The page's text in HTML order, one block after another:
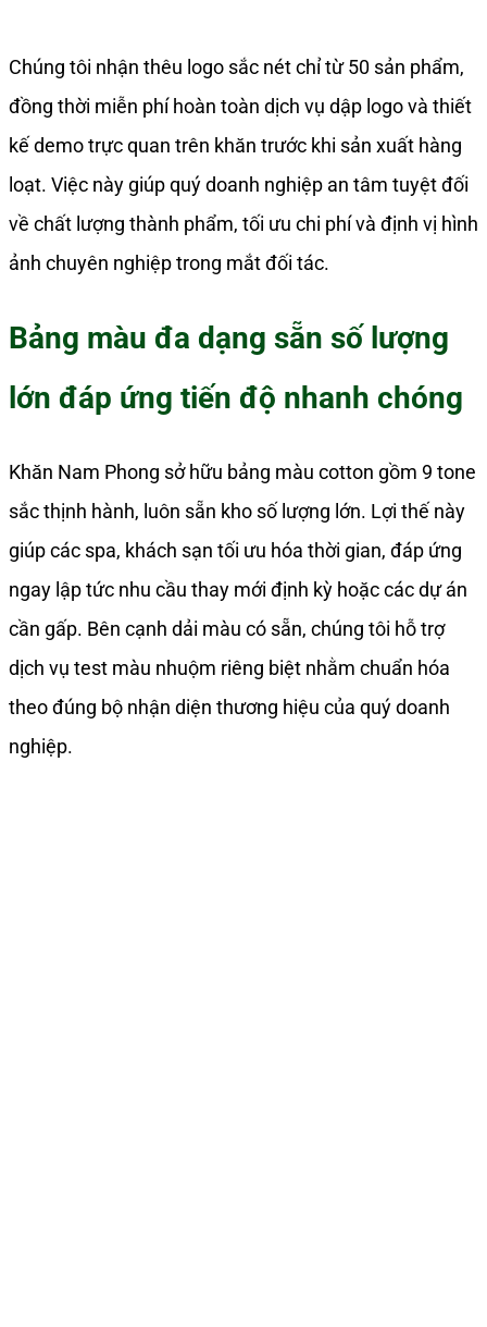
Chúng tôi nhận thêu logo sắc nét chỉ từ 50 sản phẩm,
đồng thời miễn phí hoàn toàn dịch vụ dập logo và thiết
kế demo trực quan trên khăn trước khi sản xuất hàng
loạt. Việc này giúp quý doanh nghiệp an tâm tuyệt đối
về chất lượng thành phẩm, tối ưu chi phí và định vị hình
ảnh chuyên nghiệp trong mắt đối tác.
Bảng màu đa dạng sẵn số lượng
lớn đáp ứng tiến độ nhanh chóng
Khăn Nam Phong sở hữu bảng màu cotton gồm 9 tone
sắc thịnh hành, luôn sẵn kho số lượng lớn. Lợi thế này
giúp các spa, khách sạn tối ưu hóa thời gian, đáp ứng
ngay lập tức nhu cầu thay mới định kỳ hoặc các dự án
cần gấp. Bên cạnh dải màu có sẵn, chúng tôi hỗ trợ
dịch vụ test màu nhuộm riêng biệt nhằm chuẩn hóa
theo đúng bộ nhận diện thương hiệu của quý doanh
nghiệp.